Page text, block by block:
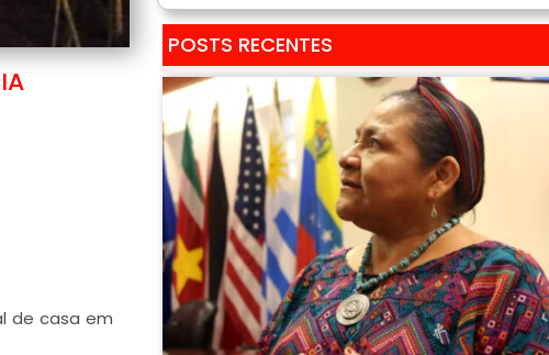
de casa em
POSTS RECENTES